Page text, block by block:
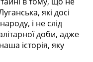
які досі
і не слід
доби, адже
історія, яку